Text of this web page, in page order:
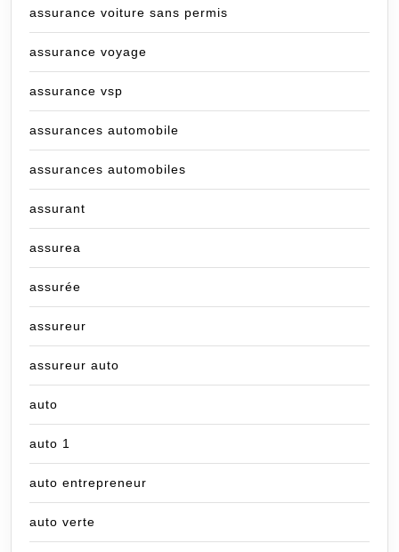
assurance voiture sans permis
assurance voyage
assurance vsp
assurances automobile
assurances automobiles
assurant
assurea
assurée
assureur
assureur auto
auto
auto 1
auto entrepreneur
auto verte